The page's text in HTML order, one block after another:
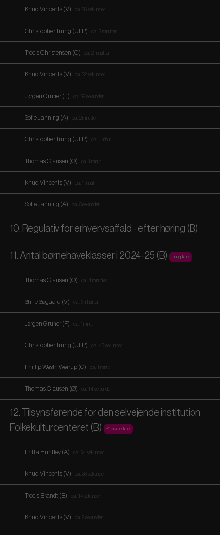
Knud Vincents (V) ca. 56 sekunder
Christopher Trung (UFP) ca. 2 minutter
Troels Christensen (C) ca. 2 minutter
Knud Vincents (V) ca. 22 sekunder
Jørgen Grüner (F) ca. 59 sekunder
Sofie Janning (A) ca. 2 minutter
Christopher Trung (UFP) ca. 1 minut
Thomas Clausen (Ø) ca. 1 minut
Knud Vincents (V) ca. 1 minut
Sofie Janning (A) ca. 5 sekunder
10. Regulativ for erhvervsaffald - efter høring (B)
11. Antal børnehaveklasser i 2024-25 (B) Trung taler
Thomas Clausen (Ø) ca. 4 minutter
Stine Søgaard (V) ca. 3 minutter
Jørgen Grüner (F) ca. 1 minut
Christopher Trung (UFP) ca. 43 sekunder
Phillip Westh Weirup (C) ca. 1 minut
Thomas Clausen (Ø) ca. 14 sekunder
12. Tilsynsførende for den selvejende institution
Folkekulturcenteret (B)
Radikale taler
Britta Huntley (A) ca. 54 sekunder
Knud Vincents (V) ca. 26 sekunder
Troels Brandt (B) ca. 14 sekunder
Knud Vincents (V) ca. 9 sekunder